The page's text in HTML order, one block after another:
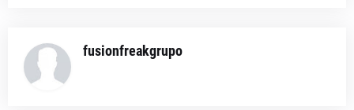
fusionfreakgrupo